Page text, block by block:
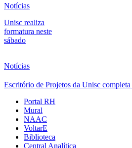
Notícias
Unisc realiza
formatura neste
sábado
Notícias
Escritório de Projetos da Unisc completa
Portal RH
Mural
NAAC
VoltarE
Biblioteca
Central Analítica